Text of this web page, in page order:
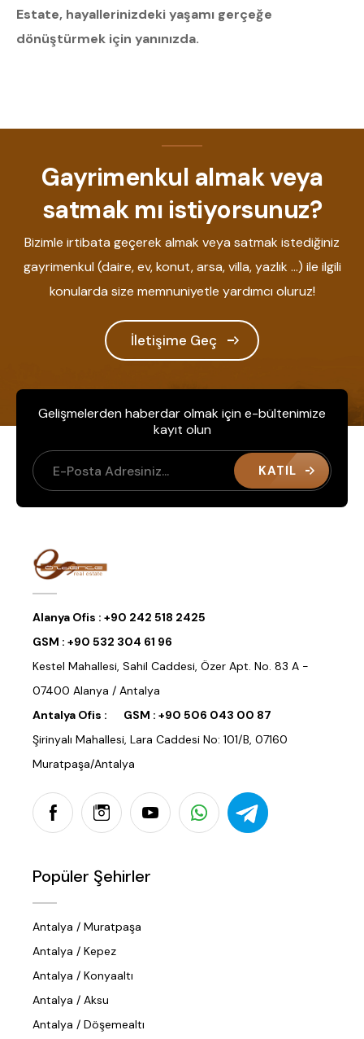
Estate, hayallerinizdeki yaşamı gerçeğe
dönüştürmek için yanınızda.
Gayrimenkul almak veya
satmak mı istiyorsunuz?
Bizimle irtibata geçerek almak veya satmak istediğiniz
gayrimenkul (daire, ev, konut, arsa, villa, yazlık ...) ile ilgili
konularda size memnuniyetle yardımcı oluruz!
İletişime Geç
Gelişmelerden haberdar olmak için e-bültenimize
kayıt olun
KATIL
Alanya Ofis : +90 242 518 2425
GSM : +90 532 304 61 96
Kestel Mahallesi, Sahil Caddesi, Özer Apt. No. 83 A -
07400 Alanya / Antalya
Antalya Ofis :
GSM : +90 506 043 00 87
Şirinyalı Mahallesi, Lara Caddesi No: 101/B, 07160
Muratpaşa/Antalya
Popüler Şehirler
Antalya / Muratpaşa
Antalya / Kepez
Antalya / Konyaaltı
Antalya / Aksu
Antalya / Döşemealtı